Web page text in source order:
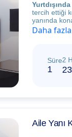
tercih ettiği
yanında
Daha
Süre
1
2
Aile Yanı